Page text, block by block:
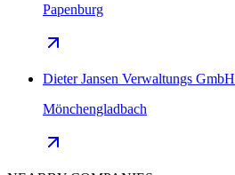
Papenburg
Dieter Jansen Verwaltungs GmbH
Mönchengladbach